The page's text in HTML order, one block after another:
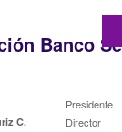
Banco
Presidente
C. Director